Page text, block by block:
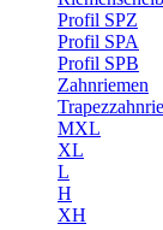
Profil SPZ
Profil SPA
Profil SPB
Zahnriemen
MXL
XL
L
H
XH